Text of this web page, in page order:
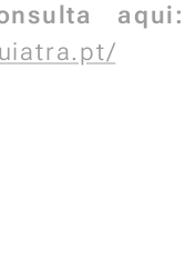
aqui: